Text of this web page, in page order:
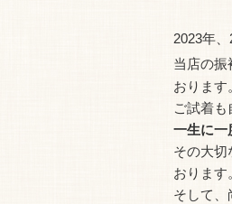
2023年
当店の振
おります
ご試着も
一生に一
その大切
おります
そして、